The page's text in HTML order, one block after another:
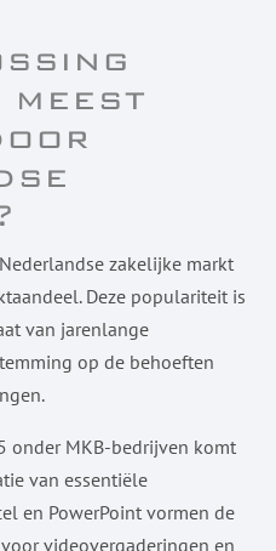
zakelijke markt
Deze populariteit is
van jarenlange
op de behoeften
onder MKB-bedrijven komt
van essentiële
en PowerPoint vormen de
videovergaderingen en